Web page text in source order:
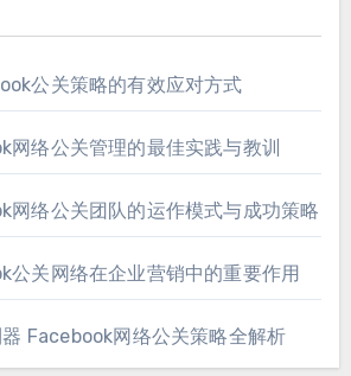
公关策略的有效应对方式
网络公关管理的最佳实践与教训
网络公关团队的运作模式与成功策略
公关网络在企业营销中的重要作用
Facebook网络公关策略全解析